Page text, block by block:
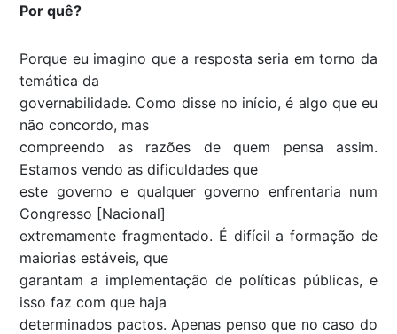
Por quê?
Porque eu imagino que a resposta seria em torno da
temática da
governabilidade. Como disse no início, é algo que eu
não concordo, mas
compreendo as razões de quem pensa assim.
Estamos vendo as dificuldades que
este governo e qualquer governo enfrentaria num
Congresso [Nacional]
extremamente fragmentado. É difícil a formação de
maiorias estáveis, que
garantam a implementação de políticas públicas, e
isso faz com que haja
determinados pactos. Apenas penso que no caso do